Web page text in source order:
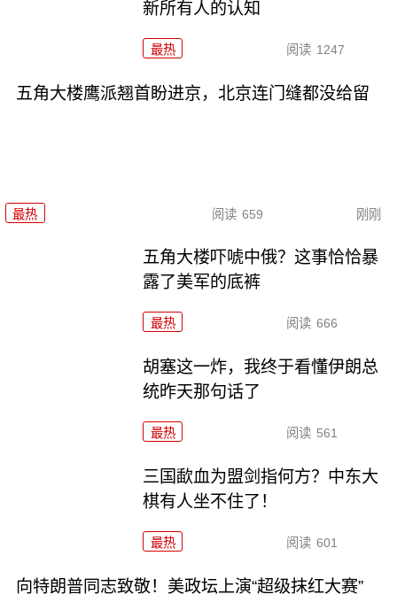
新所有人的认知
最热 阅读 1247
五角大楼鹰派翘首盼进京，北京连门缝都没给留
最热 阅读 659 刚刚
五角大楼吓唬中俄？这事恰恰暴
露了美军的底裤
最热 阅读 666
胡塞这一炸，我终于看懂伊朗总
统昨天那句话了
最热 阅读 561
三国歃血为盟剑指何方？中东大
棋有人坐不住了！
最热 阅读 601
向特朗普同志致敬！美政坛上演“超级抹红大赛”